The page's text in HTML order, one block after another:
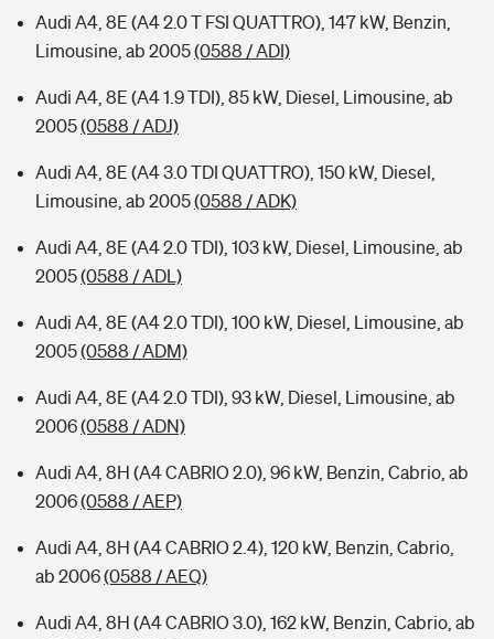
Audi A4, 8E (A4 2.0 T FSI QUATTRO), 147 kW, Benzin,
Limousine, ab 2005(0588 / ADI)
Audi A4, 8E (A4 1.9 TDI), 85 kW, Diesel, Limousine, ab
2005(0588 / ADJ)
Audi A4, 8E (A4 3.0 TDI QUATTRO), 150 kW, Diesel,
Limousine, ab 2005(0588 / ADK)
Audi A4, 8E (A4 2.0 TDI), 103 kW, Diesel, Limousine, ab
2005(0588 / ADL)
Audi A4, 8E (A4 2.0 TDI), 100 kW, Diesel, Limousine, ab
2005(0588 / ADM)
Audi A4, 8E (A4 2.0 TDI), 93 kW, Diesel, Limousine, ab
2006(0588 / ADN)
Audi A4, 8H (A4 CABRIO 2.0), 96 kW, Benzin, Cabrio, ab
2006(0588 / AEP)
Audi A4, 8H (A4 CABRIO 2.4), 120 kW, Benzin, Cabrio,
ab 2006(0588 / AEQ)
Audi A4, 8H (A4 CABRIO 3.0), 162 kW, Benzin, Cabrio, ab